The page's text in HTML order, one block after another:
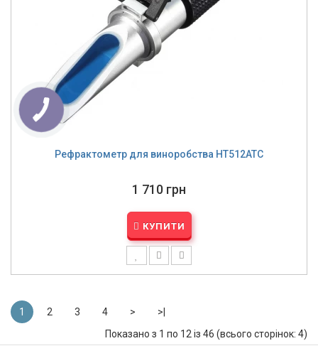
Рефрактометр для виноробства HT512ATC
1 710 грн
КУПИТИ
1 2 3 4 >
>|
Показано з 1 по 12 із 46 (всього сторінок: 4)